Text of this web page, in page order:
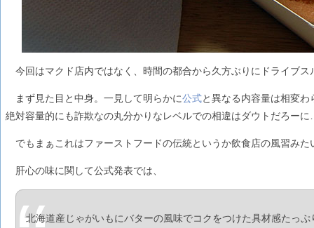
今回はマクド店内ではなく、時間の都合から久方ぶりにドライブス
まず見た目と中身。一見して明らかに公式と異なる内容量は相変
絶対容量的にも詐欺なの丸分かりなレベルでの相違はダウトだろー
でもまぁこれはファーストフードの伝統というか飲食店の風習みた
肝心の味に関して公式発表では、
北海道産じゃがいもにバターの風味でコクをつけた具材感たっ